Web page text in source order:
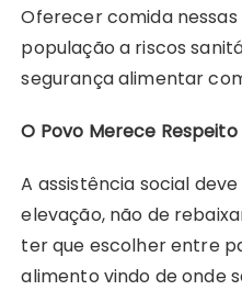
Oferecer comida
população a riscos
segurança alimentar
O Povo Merece Respeito
A assistência social
elevação, não de
ter que escolher entre
alimento vindo de onde